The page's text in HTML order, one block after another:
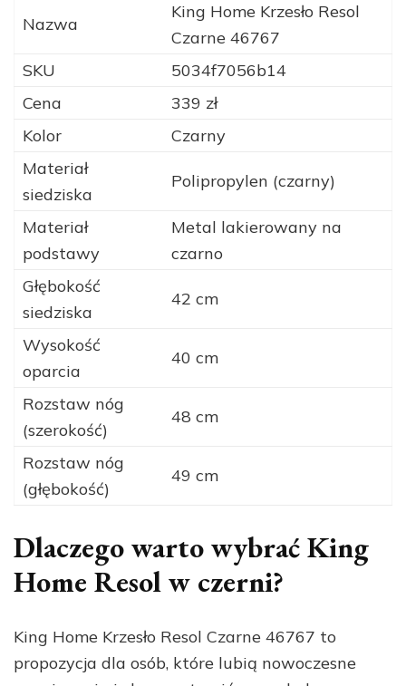
Nazwa
King Home Krzesło Resol
Czarne 46767
SKU
5034f7056b14
Cena
339 zł
Kolor
Czarny
Materiał
siedziska
Polipropylen (czarny)
Materiał
podstawy
Metal lakierowany na
czarno
Głębokość
siedziska
42 cm
Wysokość
oparcia
40 cm
Rozstaw nóg
(szerokość)
48 cm
Rozstaw nóg
(głębokość)
49 cm
Dlaczego warto wybrać King
Home Resol w czerni?
King Home Krzesło Resol Czarne 46767 to
propozycja dla osób, które lubią nowoczesne